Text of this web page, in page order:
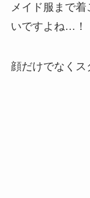
メイド服まで
いですよね…！
顔だけでなくス